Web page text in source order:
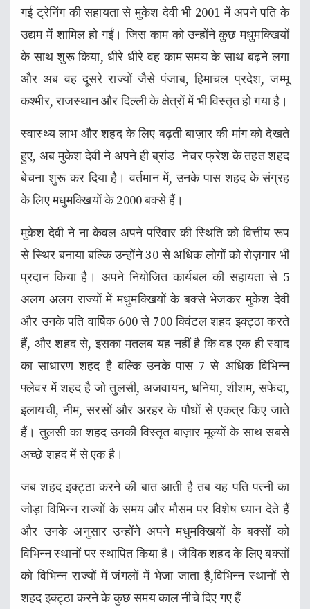
गई ट्रेनिंग की सहायता से मुकेश देवी भी 2001 में अपने पति के
उद्यम में शामिल हो गईं। जिस काम को उन्होंने कुछ मधुमक्खियों
के साथ शुरू किया, धीरे धीरे वह काम समय के साथ बढ़ने लगा
और अब वह दूसरे राज्यों जैसे पंजाब, हिमाचल प्रदेश, जम्मू
कश्मीर, राजस्थान और दिल्ली के क्षेत्रों में भी विस्तृत हो गया है।
स्वास्थ्य लाभ और शहद के लिए बढ़ती बाज़ार की मांग को देखते
हुए, अब मुकेश देवी ने अपने ही ब्रांड- नेचर फ्रेश के तहत शहद
बेचना शुरू कर दिया है। वर्तमान में, उनके पास शहद के संग्रह
के लिए मधुमक्खियों के 2000 बक्से हैं।
मुकेश देवी ने ना केवल अपने परिवार की स्थिति को वित्तीय रूप
से स्थिर बनाया बल्कि उन्होंने 30 से अधिक लोगों को रोज़गार भी
प्रदान किया है। अपने नियोजित कार्यबल की सहायता से 5
अलग अलग राज्यों में मधुमक्खियों के बक्से भेजकर मुकेश देवी
और उनके पति वार्षिक 600 से 700 क्विंटल शहद इक्ट्ठा करते
हैं, और शहद से, इसका मतलब यह नहीं है कि वह एक ही स्वाद
का साधारण शहद है बल्कि उनके पास 7 से अधिक विभिन्न
फ्लेवर में शहद है जो तुलसी, अजवायन, धनिया, शीशम, सफेदा,
इलायची, नीम, सरसों और अरहर के पौधों से एकत्र किए जाते
हैं। तुलसी का शहद उनकी विस्तृत बाज़ार मूल्यों के साथ सबसे
अच्छे शहद में से एक है।
जब शहद इक्ट्ठा करने की बात आती है तब यह पति पत्नी का
जोड़ा विभिन्न राज्यों के समय और मौसम पर विशेष ध्यान देते हैं
और उनके अनुसार उन्होंने अपने मधुमक्खियों के बक्सों को
विभिन्न स्थानों पर स्थापित किया है। जैविक शहद के लिए बक्सों
को विभिन्न राज्यों में जंगलों में भेजा जाता है,विभिन्न स्थानों से
शहद इक्ट्ठा करने के कुछ समय काल नीचे दिए गए हैं—